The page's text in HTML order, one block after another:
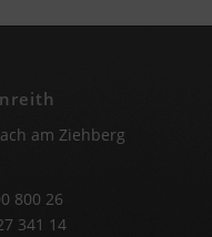
am Ziehberg
800 26
341 14